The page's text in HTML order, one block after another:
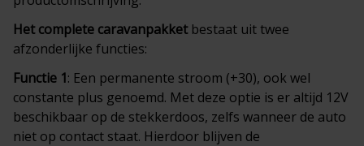
Het complete caravanpakketbestaat uit twee
afzonderlijke functies:
Functie 1: Een permanente stroom (+30), ook wel
constante plus genoemd. Met deze optie is er altijd 12V
beschikbaar op de stekkerdoos, zelfs wanneer de auto
niet op contact staat. Hierdoor blijven de